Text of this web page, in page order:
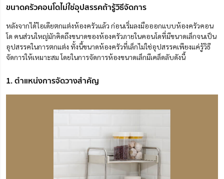
ขนาดครัวคอนโดไม่ใช่อุปสรรคถ้ารู้วิธีจัดการ
หลังจากได้ไอเดียตกแต่งห้องครัวแล้ว ก่อนเริ่มลงมือออกแบบห้องครัวคอน
โด คนส่วนใหญ่มักคิดถึงขนาดของห้องครัวภายในคอนโดที่มีขนาดเล็กจนเป็น
อุปสรรคในการตกแต่ง ทั้งนี้ขนาดห้องครัวที่เล็กไม่ใช่อุปสรรคเพียงแค่รู้วิธี
จัดการให้เหมาะสม โดยในการจัดการห้องขนาดเล็กมีเคล็ดลับดังนี้
1. ตำแหน่งการจัดวางสำคัญ